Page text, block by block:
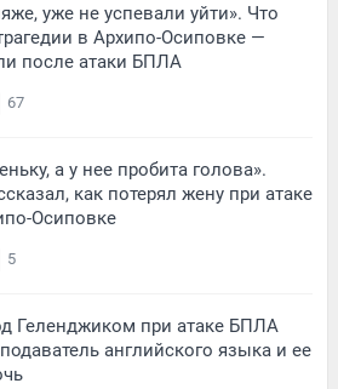
уже не успевали уйти». Что
в Архипо-Осиповке —
после атаки БПЛА
67
а у нее пробита голова».
как потерял жену при атаке
Осиповке
5
Геленджиком при атаке БПЛА
английского языка и ее